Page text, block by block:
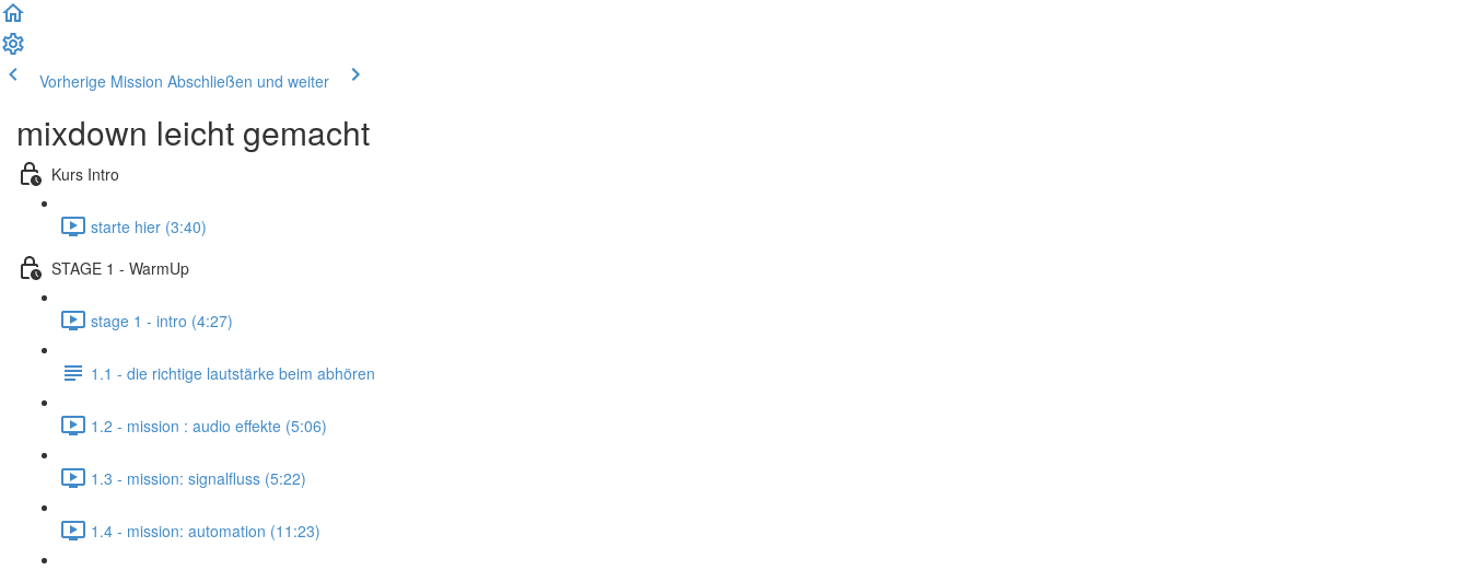
Vorherige Mission Abschließen und weiter
mixdown leicht gemacht
Kurs Intro
starte hier (3:40)
STAGE 1 - WarmUp
stage 1 - intro (4:27)
1.1 - die richtige lautstärke beim abhören
1.2 - mission : audio effekte (5:06)
1.3 - mission: signalfluss (5:22)
1.4 - mission: automation (11:23)